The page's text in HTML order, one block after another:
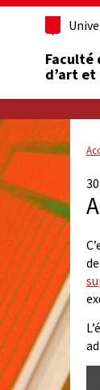
Faculté
d’art et